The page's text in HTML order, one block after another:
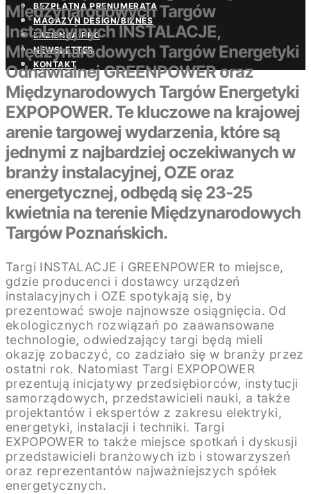
BEZPŁATNA PRENUMERATA
MAGAZYN DESIGN/BIZNES
ŁAZIENKA.PRO
NEWSLETTER
KONTAKT
Międzynarodowych Targów
Instalacyjnych INSTALACJE,
Międzynarodowych Targów Energetyki
Odnawialnej GREENPOWER oraz
Międzynarodowych Targów Energetyki
EXPOPOWER. Te kluczowe na krajowej
arenie targowej wydarzenia, które są
jednymi z najbardziej oczekiwanych w
branży instalacyjnej, OZE oraz
energetycznej, odbędą się 23-25
kwietnia na terenie Międzynarodowych
Targów Poznańskich.
Targi INSTALACJE i GREENPOWER to miejsce,
gdzie producenci i dostawcy urządzeń
instalacyjnych i OZE spotykają się, by
prezentować swoje najnowsze osiągnięcia. Od
ekologicznych rozwiązań po zaawansowane
technologie, odwiedzający targi będą mieli
okazję zobaczyć, co zadziało się w branży przez
ostatni rok. Natomiast Targi EXPOPOWER
prezentują inicjatywy przedsiębiorców, instytucji
samorządowych, przedstawicieli nauki, a także
projektantów i ekspertów z zakresu elektryki,
energetyki, instalacji i techniki. Targi
EXPOPOWER to także miejsce spotkań i dyskusji
przedstawicieli branżowych izb i stowarzyszeń
oraz reprezentantów najważniejszych spółek
energetycznych.